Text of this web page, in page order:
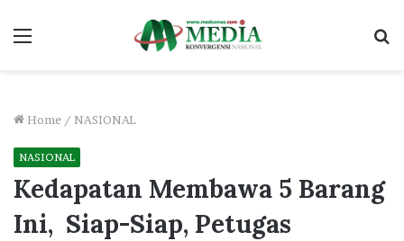
Menu
Home / NASIONAL
NASIONAL
Kedapatan Membawa 5 Barang
Ini, Siap-Siap, Petugas